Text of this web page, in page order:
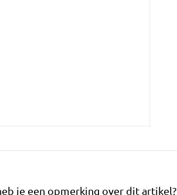
je een opmerking over dit artikel?